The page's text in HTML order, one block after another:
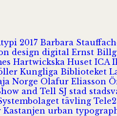
2017 Barbara
design digital Ernst
Hartwickska Huset ICA
Kungliga Biblioteket
Norge Olafur Eliasson
and Tell SJ stad
tävling Tele2
Kastanjen urban